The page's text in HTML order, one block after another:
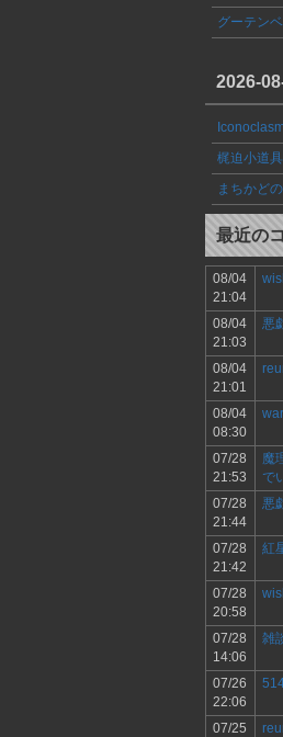
グーテン
2026-
梶迫小道
まちかど
最近の
08/04
21:04
08/04
21:03
悪
08/04
21:01
08/04
08:30
07/28
21:53
魔
で
07/28
21:44
悪
07/28
21:42
紅
07/28
20:58
07/28
14:06
雑
07/26
22:06
07/25